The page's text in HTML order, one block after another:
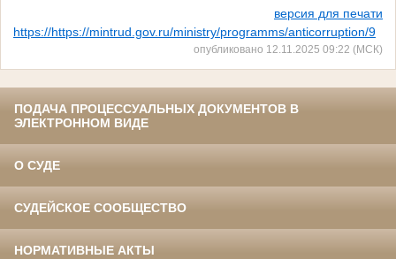
версия для печати
https://https://mintrud.gov.ru/ministry/programms/anticorruption/9
опубликовано 12.11.2025 09:22 (МСК)
ПОДАЧА ПРОЦЕССУАЛЬНЫХ ДОКУМЕНТОВ В
ЭЛЕКТРОННОМ ВИДЕ
О СУДЕ
СУДЕЙСКОЕ СООБЩЕСТВО
НОРМАТИВНЫЕ АКТЫ